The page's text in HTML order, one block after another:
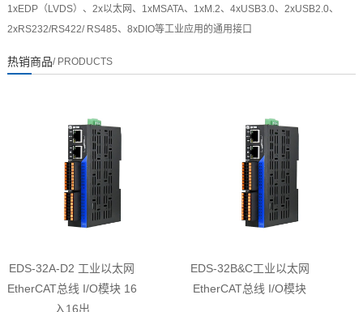
1xEDP（LVDS）、2x以太网、1xMSATA、1xM.2、4xUSB3.0、2xUSB2.0、
2xRS232/RS422/ RS485、8xDIO等工业应用的通用接口
热销商品/ PRODUCTS
EDS-32A-D2 工业以太网
EtherCAT总线 I/O模块 16
入16出
EDS-32B&C工业以太网
EtherCAT总线 I/O模块